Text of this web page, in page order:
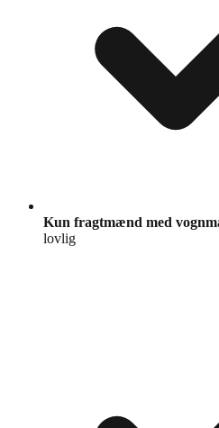
Kun fragtmænd med
lovlig